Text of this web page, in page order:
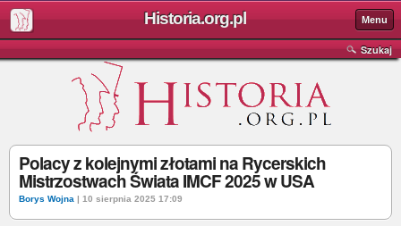
Historia.org.pl Menu
Szukaj
Polacy z kolejnymi złotami na Rycerskich
Mistrzostwach Świata IMCF 2025 w USA
Borys Wojna | 10 sierpnia 2025 17:09